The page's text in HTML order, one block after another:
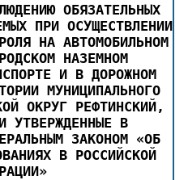
ОБЯЗАТЕЛЬНЫХ
ПРИ ОСУЩЕСТВЛЕНИИ
НА АВТОМОБИЛЬНОМ
НАЗЕМНОМ
И В ДОРОЖНОМ
МУНИЦИПАЛЬНОГО
ОКРУГ РЕФТИНСКИЙ,
УТВЕРЖДЕННЫЕ В
ЗАКОНОМ «ОБ
В РОССИЙСКОЙ